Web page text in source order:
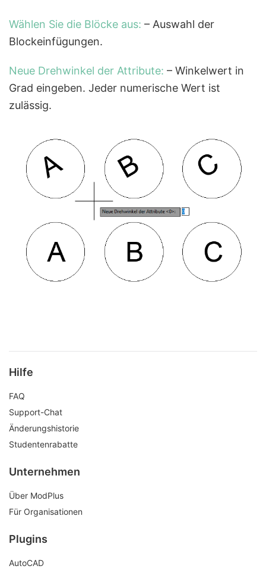
Wählen Sie die Blöcke aus: – Auswahl der
Blockeinfügungen.
Neue Drehwinkel der Attribute: – Winkelwert in
Grad eingeben. Jeder numerische Wert ist
zulässig.
Hilfe
FAQ
Support-Chat
Änderungshistorie
Studentenrabatte
Unternehmen
Über ModPlus
Für Organisationen
Plugins
AutoCAD